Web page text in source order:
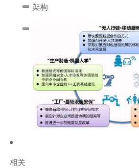
架构
相关